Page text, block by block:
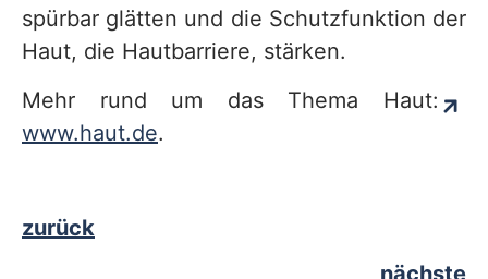
spürbar glätten und die Schutzfunktion der
Haut, die Hautbarriere, stärken.
Mehr rund um das Thema Haut:
www.haut.de.
zurück
nächste